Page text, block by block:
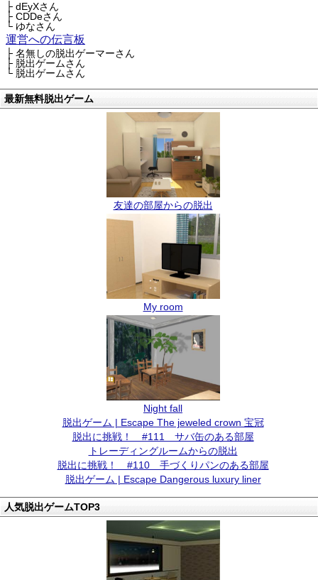
├ dEyXさん
├ CDDeさん
└ ゆなさん
運営への伝言板
├ 名無しの脱出ゲーマーさん
├ 脱出ゲームさん
└ 脱出ゲームさん
最新無料脱出ゲーム
友達の部屋からの脱出
My room
Night fall
脱出ゲーム | Escape The jeweled crown 宝冠
脱出に挑戦！ #111 サバ缶のある部屋
トレーディングルームからの脱出
脱出に挑戦！ #110 手づくりパンのある部屋
脱出ゲーム | Escape Dangerous luxury liner
人気脱出ゲームTOP3